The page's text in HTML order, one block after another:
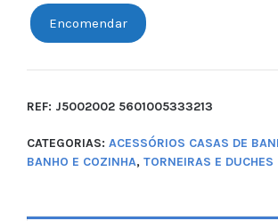
Encomendar
REF: J5002002 5601005333213
CATEGORIAS: ACESSÓRIOS CASAS DE
BANHO E COZINHA, TORNEIRAS E DUCHES